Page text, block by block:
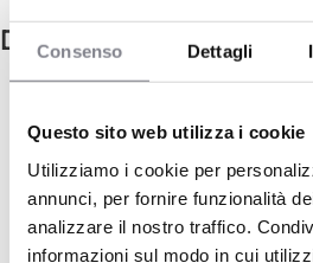
Consenso Dettagli
Questo sito web utilizza i cookie
Utilizziamo i cookie per
annunci, per fornire funzionalità
analizzare il nostro traffico.
informazioni sul modo in cui
Domande principali
Geox dispone di un
affiliati?
Geox supporta gli affiliati
di marketing e